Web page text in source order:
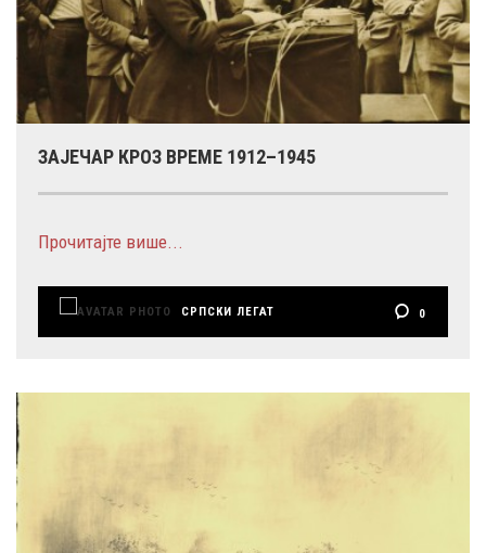
ЗАЈЕЧАР КРОЗ ВРЕМЕ 1912–1945
Прочитајте више...
СРПСКИ ЛЕГАТ 0